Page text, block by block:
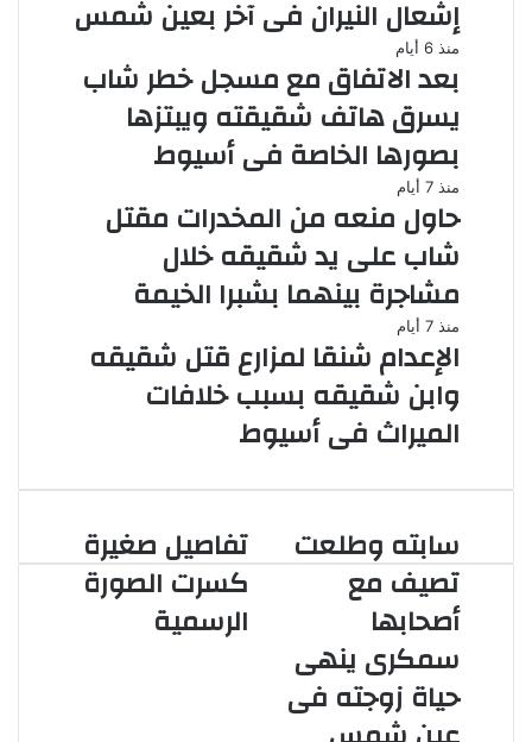
إشعال النيران فى آخر بعين شمس
منذ 6 أيام
بعد الاتفاق مع مسجل خطر شاب
يسرق هاتف شقيقته ويبتزها
بصورها الخاصة فى أسيوط
منذ 7 أيام
حاول منعه من المخدرات مقتل
شاب على يد شقيقه خلال
مشاجرة بينهما بشبرا الخيمة
منذ 7 أيام
الإعدام شنقا لمزارع قتل شقيقه
وابن شقيقه بسبب خلافات
الميراث فى أسيوط
تفاصيل
صغيرة
كسرت
الصورة
الرسمية
تفاصيل صغيرة
كسرت الصورة
الرسمية
سابته
وطلعت
تصيف
مع
سمكرى
ينهى
حياة
زوجته
سابته وطلعت
تصيف مع
أصحابها
سمكرى ينهى
حياة زوجته فى